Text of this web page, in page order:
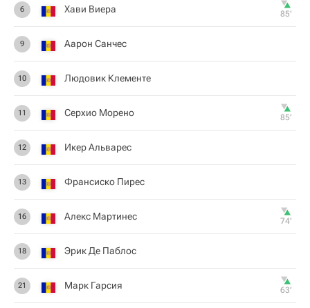
6 Хави Виера 85‎’‎
9 Аарон Санчес
10 Людовик Клементе
11 Серхио Морено 85‎’‎
12 Икер Альварес
13 Франсиско Пирес
16 Алекс Мартинес 74‎’‎
18 Эрик Де Паблос
21 Марк Гарсия 63‎’‎